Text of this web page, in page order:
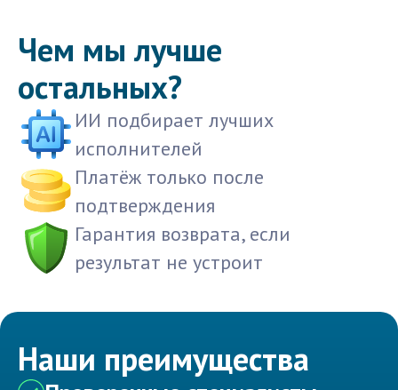
Чем мы лучше
остальных?
ИИ подбирает лучших
исполнителей
Платёж только после
подтверждения
Гарантия возврата, если
результат не устроит
Наши преимущества